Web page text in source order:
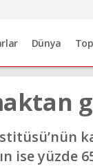
Dünya
ise